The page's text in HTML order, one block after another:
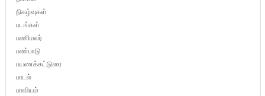
நிகழ்வுகள்
படங்கள்
பணிமலர்
பண்பாடு
பயணக்கட்டுரை
பாடல்
பாவியம்